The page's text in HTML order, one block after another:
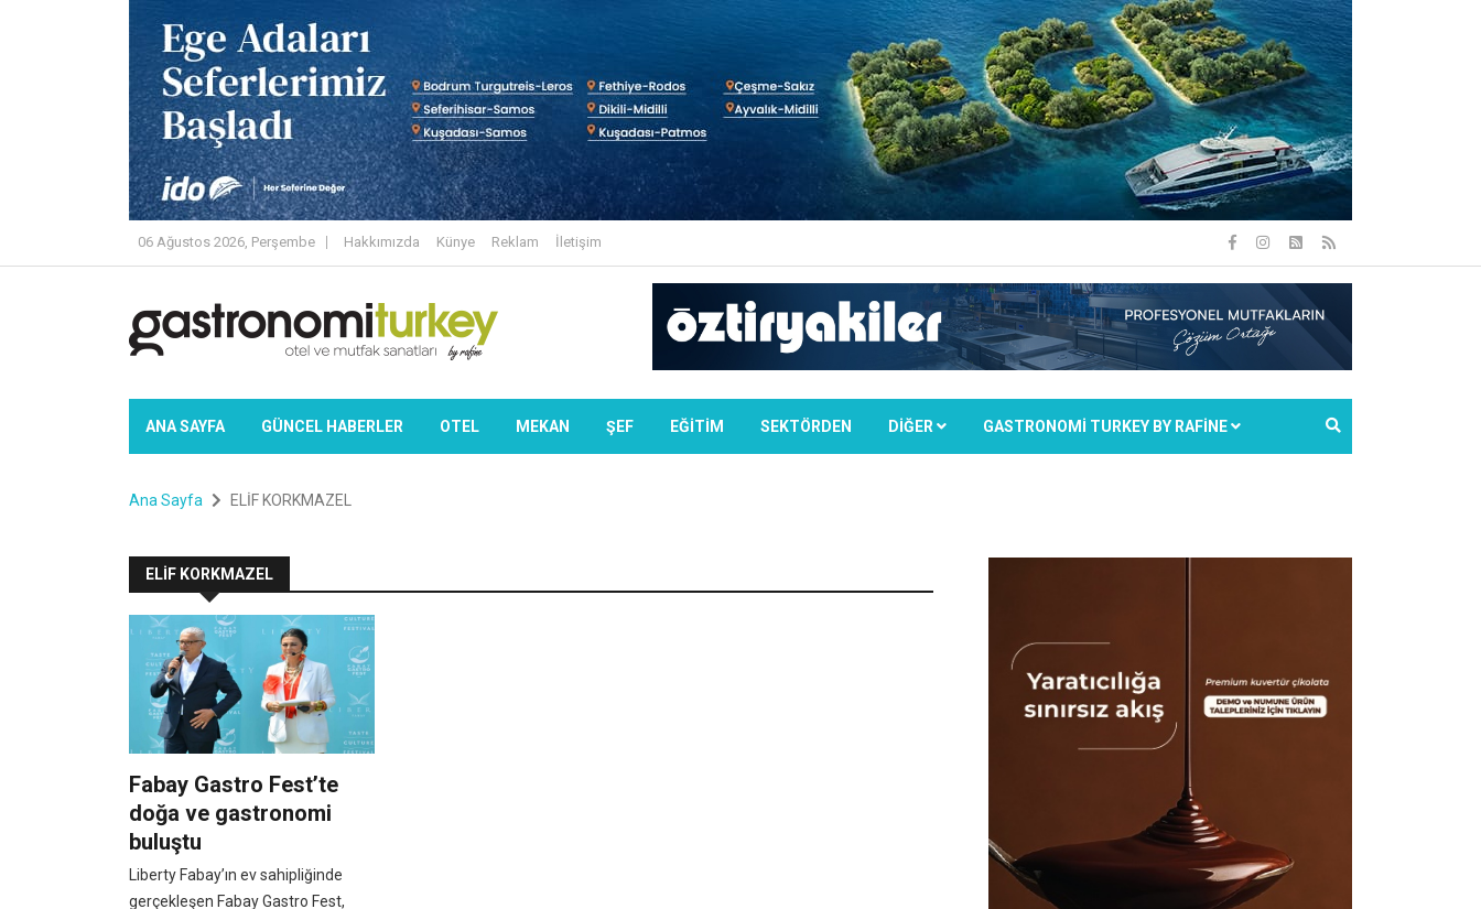
06 Ağustos 2026, Perşembe Hakkımızda Künye Reklam İletişim
ANA SAYFA GÜNCEL HABERLER OTEL MEKAN ŞEF EĞİTİM SEKTÖRDEN DIĞER GASTRONOMİ TURKEY BY RAFİNE
Ana Sayfa ELİF KORKMAZEL
ELİF KORKMAZEL
Fabay Gastro Fest’te
doğa ve gastronomi
buluştu
Liberty Fabay’ın ev sahipliğinde
gerçekleşen Fabay Gastro Fest,